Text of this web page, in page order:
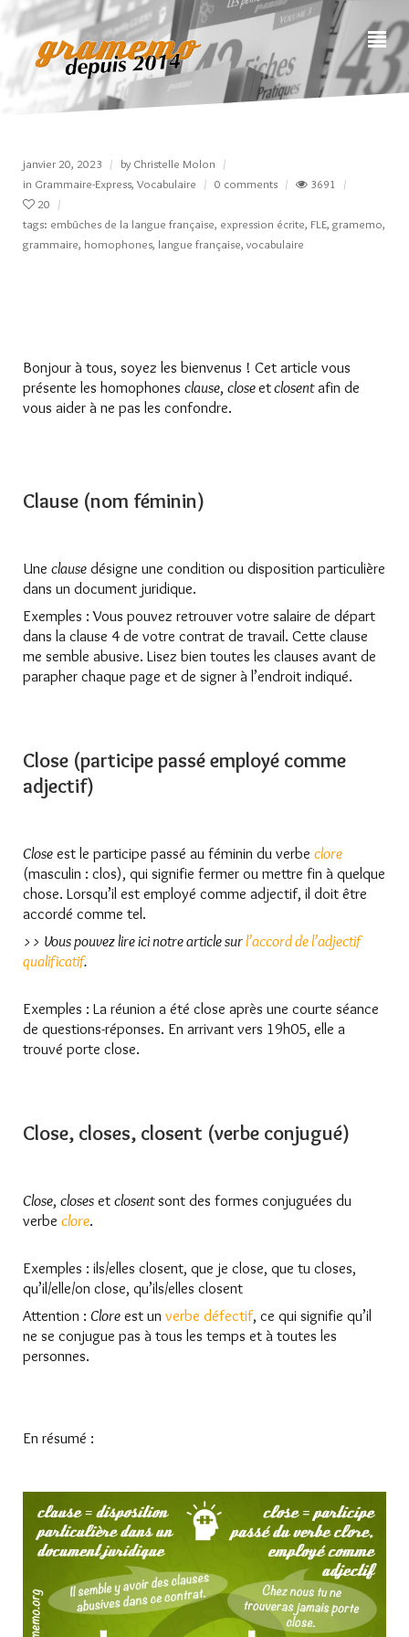
janvier 20, 2023 by Christelle Molon
in Grammaire-Express, Vocabulaire 0 comments
3691
20
tags: embûches de la langue française, expression écrite, FLE, gramemo,
grammaire, homophones, langue française,vocabulaire
Bonjour à tous, soyez les bienvenus ! Cet article vous
présente les homophones clause, closeetclosentafin de
vous aider à ne pas les confondre.
Clause (nom féminin)
Une clause désigne une condition ou disposition particulière
dans un document juridique.
Exemples : Vous pouvez retrouver votre salaire de départ
dans la clause 4 de votre contrat de travail. Cette clause
me semble abusive. Lisez bien toutes les clauses avant de
parapher chaque page et de signer à l’endroit indiqué.
Close (participe passé employé comme
adjectif)
Close est le participe passé au féminin du verbe clore
(masculin : clos), qui signifie fermer ou mettre fin à quelque
chose. Lorsqu’il est employé comme adjectif, il doit être
accordé comme tel.
>> Vous pouvez lire ici notre article surl’accord de l’adjectif
qualificatif.
Exemples : La réunion a été close après une courte séance
de questions-réponses. En arrivant vers 19h05, elle a
trouvé porte close.
Close, closes, closent (verbe conjugué)
Close, closes et closentsont des formes conjuguées du
verbe clore.
Exemples : ils/elles closent, que je close, que tu closes,
qu’il/elle/on close, qu’ils/elles closent
Attention : Clore est un verbe défectif, ce qui signifie qu’il
ne se conjugue pas à tous les temps et à toutes les
personnes.
En résumé :